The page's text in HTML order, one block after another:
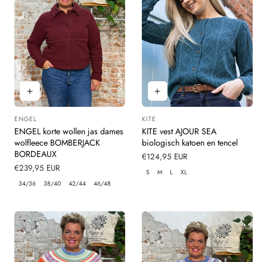
Leverancier:
ENGEL
ENGEL korte wollen jas dames
wolfleece BOMBERJACK
BORDEAUX
Normale
prijs
€239,95 EUR
34/36 38/40 42/44 46/48
Leverancier:
KITE
KITE vest AJOUR SEA
biologisch katoen en tencel
Normale
prijs
€124,95 EUR
S M L XL